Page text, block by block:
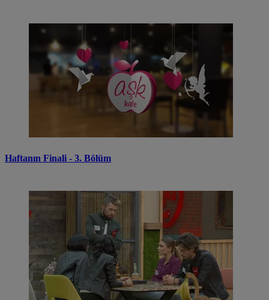
Haftanın Finali - 3. Bölüm